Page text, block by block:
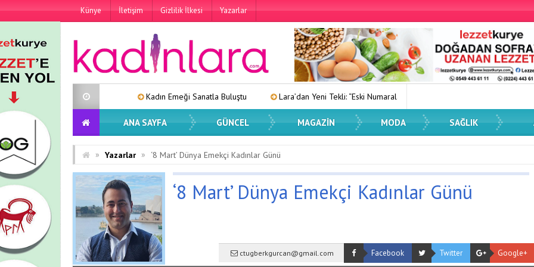
Künye İletişim Gizlilik İlkesi Yazarlar
Kadın Emeği Sanatla Buluştu Lara’dan Yeni Tekli: “Eski Numaralar” Kadın Dostu Kentler Eğitimi Düzenlendi
ANA SAYFA GÜNCEL MAGAZIN MODA SAĞLIK
» Yazarlar » ‘8 Mart’ Dünya Emekçi Kadınlar Günü
ctugberkgurcan@gmail.com Facebook Twitter Google+
‘8 Mart’ Dünya Emekçi Kadınlar Günü